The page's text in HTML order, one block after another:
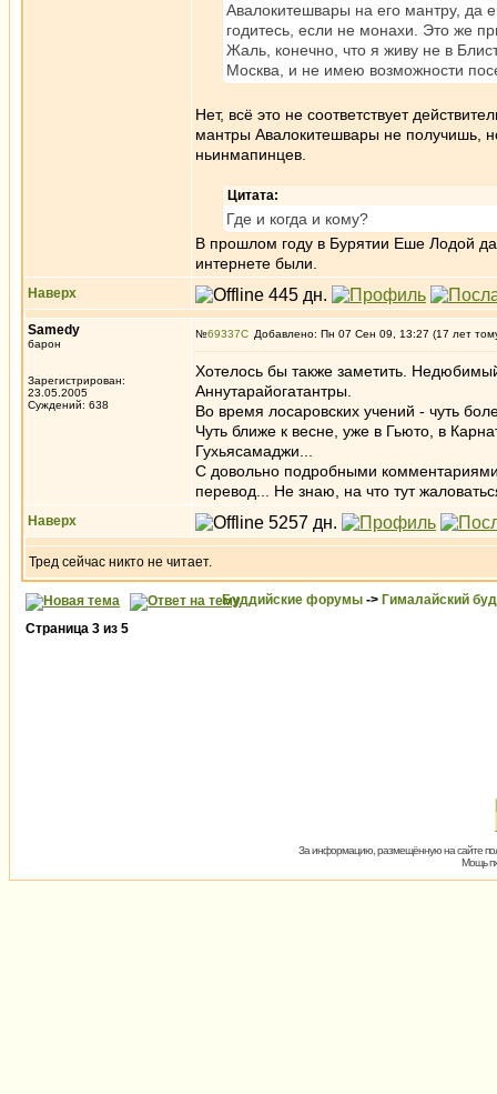
Авалокитешвары на его мантру,
годитесь, если не монахи. Это же
Жаль, конечно, что я живу не в
Москва, и не имею возможности
Нет, всё это не соответствует
мантры Авалокитешвары не получишь,
ньинмапинцев.
Цитата:
Где и когда и кому?
В прошлом году в Бурятии Еше Лодой
интернете были.
Наверх
Samedy
барон
Зарегистрирован:
23.05.2005
Суждений: 638
№69337 Добавлено: Пн 07 Сен 09, 13:27 (17 лет
Хотелось бы также заметить.
Аннутарайогатантры.
Во время лосаровских учений - чуть
Чуть ближе к весне, уже в Гьюто, в
Гухьясамаджи...
С довольно подробными комментариями,
перевод... Не знаю, на что тут
Наверх
Тред сейчас никто не читает.
Буддийские форумы -> Гималайский
Страница 3 из 5
За информацию, размещённую на сайте
Мощь